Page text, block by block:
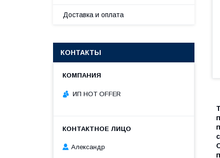
Доставка и оплата
КОНТАКТЫ
ИП HOT OFFER
Александр